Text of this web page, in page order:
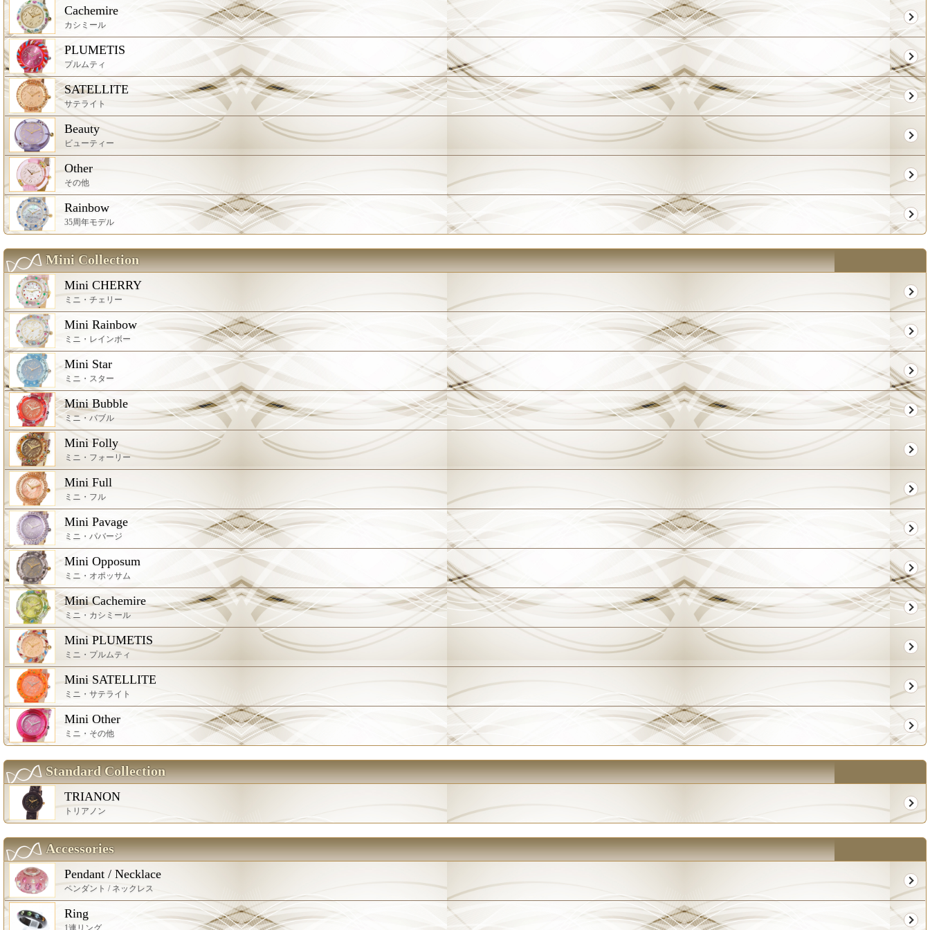
Cachemire
カシミール
PLUMETIS
プルムティ
SATELLITE
サテライト
Beauty
ビューティー
Other
その他
Rainbow
35周年モデル
Mini Collection
Mini CHERRY
ミニ・チェリー
Mini Rainbow
ミニ・レインボー
Mini Star
ミニ・スター
Mini Bubble
ミニ・バブル
Mini Folly
ミニ・フォーリー
Mini Full
ミニ・フル
Mini Pavage
ミニ・パバージ
Mini Opposum
ミニ・オポッサム
Mini Cachemire
ミニ・カシミール
Mini PLUMETIS
ミニ・プルムティ
Mini SATELLITE
ミニ・サテライト
Mini Other
ミニ・その他
Standard Collection
TRIANON
トリアノン
Accessories
Pendant / Necklace
ペンダント / ネックレス
Ring
1連リング